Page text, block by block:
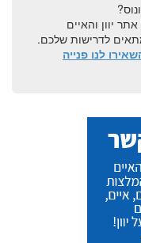
יוון והאיים
לדרישות שלכם.
לנו פנייה